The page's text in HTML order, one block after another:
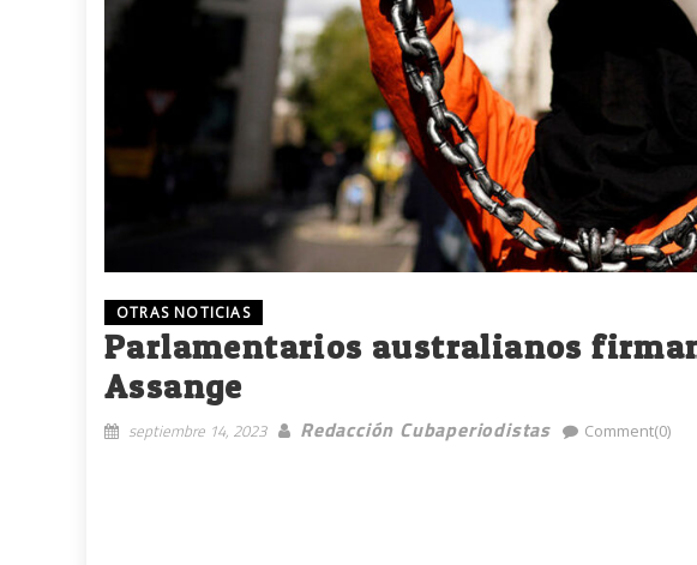
OTRAS NOTICIAS
Parlamentarios australianos
Assange
septiembre 14, 2023 Redacción Cubaperiodistas Comment(0)